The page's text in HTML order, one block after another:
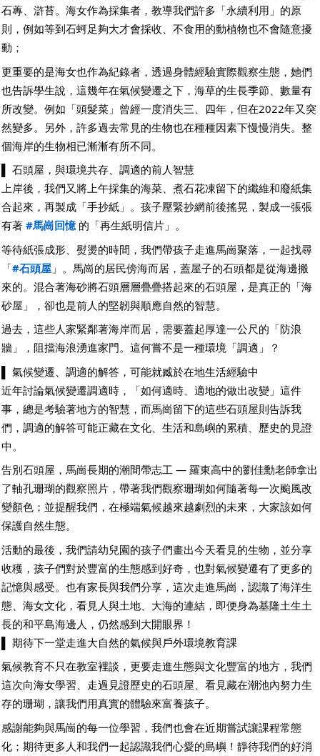
石蓴、滸苔。海女作為採集者，教導我們許多「永續利用」的原
則，例如等到石蚵足夠大才會採收、不食用的動植物也不會隨意擾
動；
更重要的是海女也作為紀錄者，透過身體經驗實際觀察生態，她們
也告訴學生說，這幾年在氣候變遷之下，海草的生長季節、數量有
所改變。例如「頭髮菜」曾經一度消失三、四年，但在2022年又突
然變多。另外，許多過去常見的生物也在種種因素下慢慢消失。整
個海岸的生物相已漸漸有所不同。
▌ 石頭屋，與環境共存、調適的前人智慧
上岸後，我們又將上午採集的海菜、煮石花凍留下的纖維和廢紙集
合起來，再製成「手抄紙」。孩子壓緊抄網前後搖晃，製成一張張
有著 #馬崗回憶的「再生紙明信片」。
等待紙張成形、熨燙的時間，我們帶孩子走進馬崗聚落，一起找尋
「#石頭屋 」。馬崗的居民傍海而居，蓋屋子的石頭都是從海邊搬
來的。混合著海砂將石頭層層疊疊搭起來的石頭屋，是真正的「海
砂屋」，卻也是前人的堅韌與順應自然的智慧。
過去，這些人家緊鄰著海岸而居，需要蓋起厚達一公尺的「防浪
牆」，阻擋海浪湧進家門。這何嘗不是一種環境「調適」？
▌ 氣候變遷、調適的解答，可能就臧於在地生活經驗中
近年討論氣候變遷調適時，「如何適時、適地的做出改變」這件
事，總是考驗著地方的智慧，而馬崗留下的這些石頭屋則告訴我
們，調適的解答可能正藏在文化、生活和島嶼的累積、歷史的見證
中。
告別石頭屋，馬崗長期的潮間帶志工 — 羅東高中的劉佳勳老師拿出
了軸孔珊瑚的觀察照片，帶著我們觀察珊瑚如何隨著每一次颱風改
變顏色；並提醒我們，在極端氣候越來越劇烈的未來，大家該如何
保護自然生態。
活動的最後，我們請幼兒園的孩子們畫出今天看見的生物，並分享
收穫，孩子們對於豐富的生態感到好奇，也對氣候變遷有了更多的
記憶與感受。也有家長與我們分享，這次走進馬崗，認識了海洋生
態、海女文化，看見人與土地、大海的連結，即便身為基隆土生土
長的和平島海邊人，仍然感到大開眼界！
▌ 期待下一堂走進大自然的氣候與戶外環境教育課
氣候教育不只在教室裡談，更要走進生態與文化豐富的地方，我們
這次向海女學習、走過見證歷史的石頭屋、看見藏在潮池內努力生
存的珊瑚，讓我們用真實的體驗來富養孩子。
感謝能夠與馬崗的每一位學習，我們也會在近期嘗試讓課程常態
化；期待更多人和我們一起認識我們心愛的島嶼！靜待我們的好消